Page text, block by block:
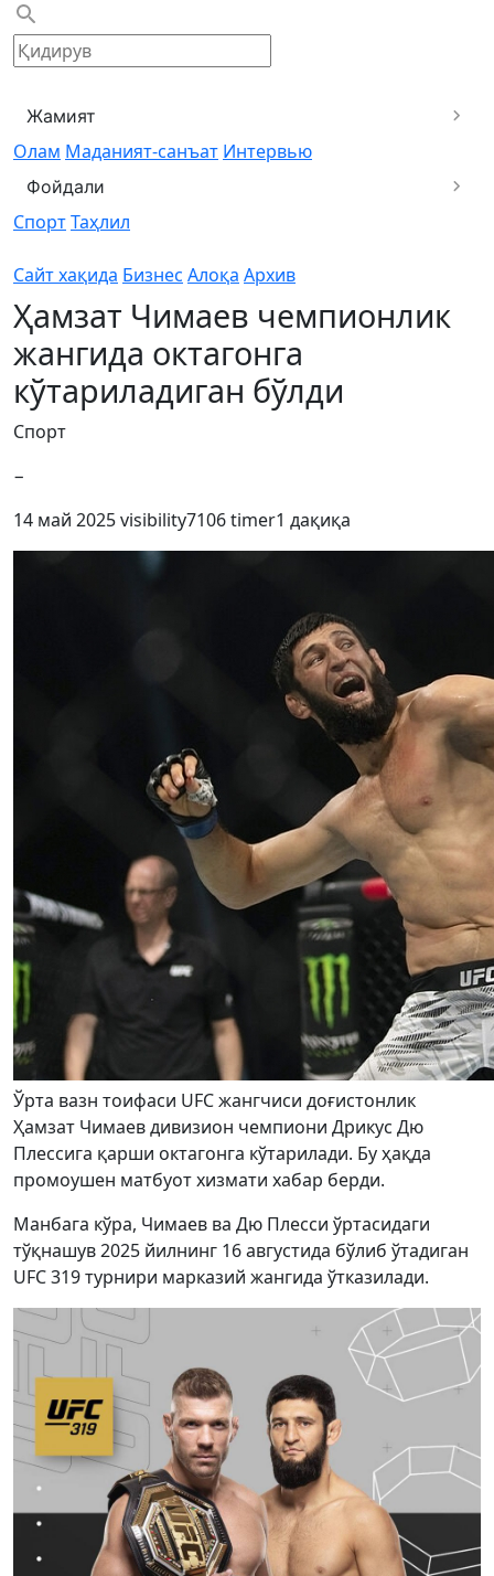
Жамият
Олам Маданият-санъат Интервью
Фойдали
СпортТаҳлил
Сайт хақида Бизнес Алоқа Архив
Ҳамзат Чимаев чемпионлик
жангида октагонга
кўтариладиган бўлди
Спорт
−
14 май 2025visibility7106timer1 дақиқа
Ўрта вазн тоифаси UFC жангчиси доғистонлик
Ҳамзат Чимаев дивизион чемпиони Дрикус Дю
Плессига қарши октагонга кўтарилади. Бу ҳақда
промоушен матбуот хизмати хабар берди.
Манбага кўра, Чимаев ва Дю Плесси ўртасидаги
тўқнашув 2025 йилнинг 16 августида бўлиб ўтадиган
UFC 319 турнири марказий жангида ўтказилади.